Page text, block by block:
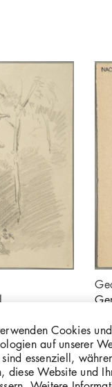
Cookies
auf unserer
essenziell,
diese Website und